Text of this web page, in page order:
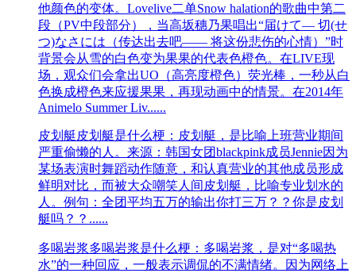
他颜色的变体。Lovelive二单Snow halation的歌曲中第二
段（PV中段部分），当高坂穗乃果唱出“届けて— 切(せ
つ)なさには（传达出去吧—— 将这份悲伤的心情）”时
背景会从雪的白色变为果果的代表色橙色。在LIVE现
场，观众们会拿出UO（高亮度橙色）荧光棒，一秒从白
色换成橙色来应援果果，再现动画中的情景。在2014年
Animelo Summer Liv......
皮划艇皮划艇是什么梗：皮划艇，是比喻上班营业期间
严重偷懒的人。来源：韩国女团blackpink成员Jennie因为
某场表演时舞蹈动作随意，和认真营业的其他成员形成
鲜明对比，而被大众嘲笑人间皮划艇，比喻专业划水的
人。例句：全团平均五万的输出你打三万？？你是皮划
艇吗？？......
多喝岩浆多喝岩浆是什么梗：多喝岩浆，是对“多喝热
水”的一种回应，一般表示调侃的不满情绪。因为网络上